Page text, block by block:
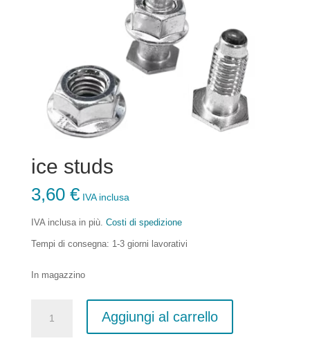
ice studs
3,60 € IVA inclusa
IVA inclusa in più. Costi di spedizione
Tempi di consegna: 1-3 giorni lavorativi
In magazzino
quantità
Aggiungi al carrello